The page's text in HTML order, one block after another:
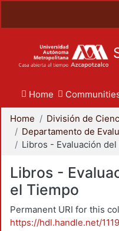
Home
Home
Libros -
el Tiempo
Permanent URI for this
https://hdl.handle.net/